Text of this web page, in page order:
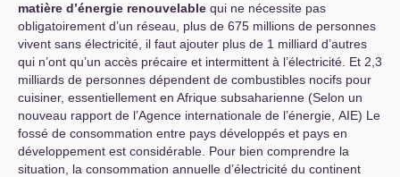
matière d’énergie renouvelable qui ne nécessite pas
obligatoirement d’un réseau, plus de 675 millions de personnes
vivent sans électricité, il faut ajouter plus de 1 milliard d’autres
qui n’ont qu’un accès précaire et intermittent à l’électricité. Et 2,3
milliards de personnes dépendent de combustibles nocifs pour
cuisiner, essentiellement en Afrique subsaharienne (Selon un
nouveau rapport de l’Agence internationale de l’énergie, AIE) Le
fossé de consommation entre pays développés et pays en
développement est considérable. Pour bien comprendre la
situation, la consommation annuelle d’électricité du continent